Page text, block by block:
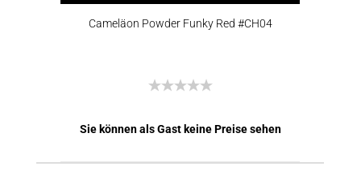
Cameläon Powder Funky Red #CH04
Sie können als Gast keine Preise sehen